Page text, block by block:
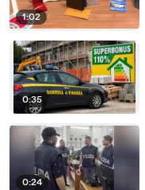
1:02
0:35
0:24